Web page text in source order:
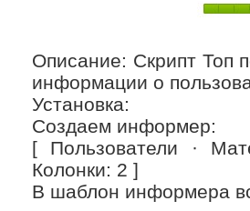
Описание: Скрипт Топ
информации о
Установка:
Создаем информер:
[ Пользователи ·
Колонки: 2 ]
В шаблон информера